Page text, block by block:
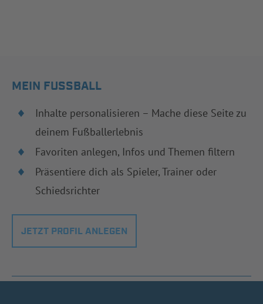
MEIN FUSSBALL
Inhalte personalisieren – Mache diese Seite zu
deinem Fußballerlebnis
Favoriten anlegen, Infos und Themen filtern
Präsentiere dich als Spieler, Trainer oder
Schiedsrichter
JETZT PROFIL ANLEGEN